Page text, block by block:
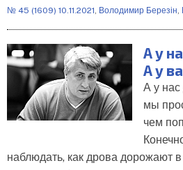
№ 45 (1609) 10.11.2021, Володимир Березін,
А у
А у
А у нас
мы
чем
наблюдать, как дрова дорожают